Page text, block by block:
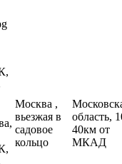
Москва ,
вьезжая в
садовое
кольцо
область,
40км от
МКАД